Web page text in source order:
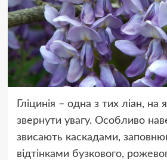
Гліцинія – одна з тих ліан, на
звернути увагу. Особливо
звисають каскадами,
відтінками бузкового,